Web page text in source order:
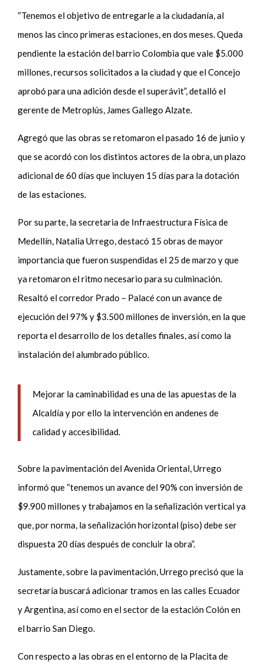
“Tenemos el objetivo de entregarle a la ciudadanía, al
menos las cinco primeras estaciones, en dos meses. Queda
pendiente la estación del barrio Colombia que vale $5.000
millones, recursos solicitados a la ciudad y que el Concejo
aprobó para una adición desde el superávit”, detalló el
gerente de Metroplús, James Gallego Alzate.
Agregó que las obras se retomaron el pasado 16 de junio y
que se acordó con los distintos actores de la obra, un plazo
adicional de 60 días que incluyen 15 días para la dotación
de las estaciones.
Por su parte, la secretaria de Infraestructura Física de
Medellín, Natalia Urrego, destacó 15 obras de mayor
importancia que fueron suspendidas el 25 de marzo y que
ya retomaron el ritmo necesario para su culminación.
Resaltó el corredor Prado – Palacé con un avance de
ejecución del 97% y $3.500 millones de inversión, en la que
reporta el desarrollo de los detalles finales, así como la
instalación del alumbrado público.
Mejorar la caminabilidad es una de las apuestas de la
Alcaldía y por ello la intervención en andenes de
calidad y accesibilidad.
Sobre la pavimentación del Avenida Oriental, Urrego
informó que “tenemos un avance del 90% con inversión de
$9.900 millones y trabajamos en la señalización vertical ya
que, por norma, la señalización horizontal (piso) debe ser
dispuesta 20 días después de concluir la obra”.
Justamente, sobre la pavimentación, Urrego precisó que la
secretaría buscará adicionar tramos en las calles Ecuador
y Argentina, así como en el sector de la estación Colón en
el barrio San Diego.
Con respecto a las obras en el entorno de la Placita de